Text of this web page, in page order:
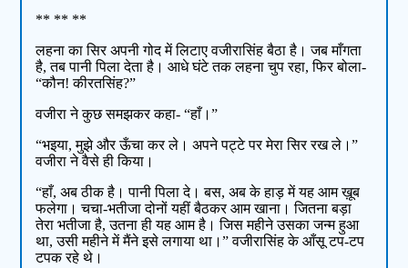
** ** **
लहना का सिर अपनी गोद में लिटाए वजीरासिंह बैठा है। जब माँगता
है, तब पानी पिला देता है। आधे घंटे तक लहना चुप रहा, फिर बोला-
“कौन! कीरतसिंह?”
वजीरा ने कुछ समझकर कहा- “हाँ।”
“भइया, मुझे और ऊँचा कर ले। अपने पट्टे पर मेरा सिर रख ले।”
वजीरा ने वैसे ही किया।
“हाँ, अब ठीक है। पानी पिला दे। बस, अब के हाड़ में यह आम ख़ूब
फलेगा। चचा-भतीजा दोनों यहीं बैठकर आम खाना। जितना बड़ा
तेरा भतीजा है, उतना ही यह आम है। जिस महीने उसका जन्म हुआ
था, उसी महीने में मैंने इसे लगाया था।” वजीरासिंह के आँसू टप-टप
टपक रहे थे।